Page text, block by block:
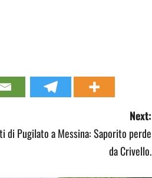
Next:
di Pugilato a Messina: Saporito perde
da Crivello.